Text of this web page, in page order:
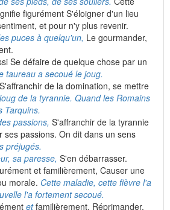
figurément S'éloigner d'un lieu
et pour n'y plus revenir.
puces à quelqu'un, Le gourmander,
Se défaire de quelque chose par un
taureau a secoué le joug.
S'affranchir de la domination, se mettre
de la tyrannie. Quand les Romains
Tarquins.
passions, S'affranchir de la tyrannie
ses passions. On dit dans un sens
préjugés.
sa paresse, S'en débarrasser.
et familièrement, Causer une
morale. Cette maladie, cette fièvre l'a
l'a fortement secoué.
etfamilièrement, Réprimander.